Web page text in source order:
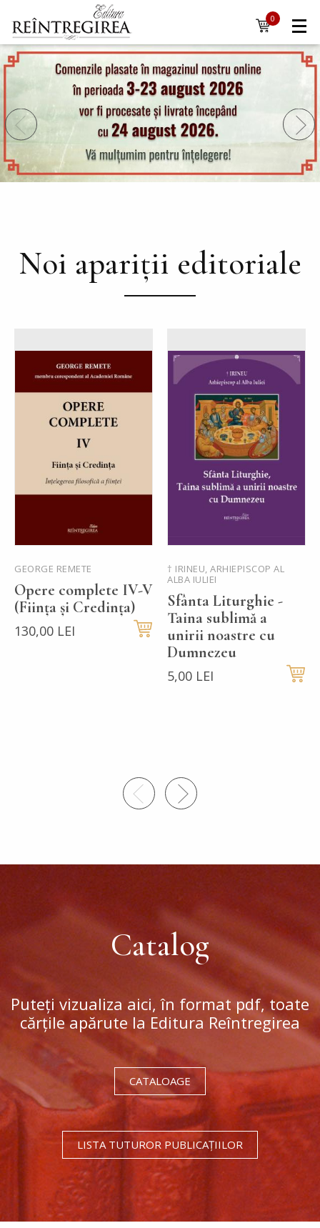
Mergi la conţinutul principal
Navigare
principală
0
items
Noi apariții editoriale
GEORGE REMETE
Opere complete IV-V
(Ființa și Credința)
130,00 LEI
† IRINEU, ARHIEPISCOP AL
ALBA IULIEI
Sfânta Liturghie -
Taina sublimă a
unirii noastre cu
Dumnezeu
5,00 LEI
Catalog
Puteți vizualiza aici, în format pdf, toate
cărțile apărute la Editura Reîntregirea
CATALOAGE
LISTA TUTUROR PUBLICAȚIILOR